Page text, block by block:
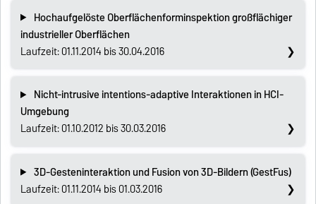
Hochaufgelöste Oberflächenforminspektion großflächiger
industrieller Oberflächen
Laufzeit: 01.11.2014 bis 30.04.2016
Nicht-intrusive intentions-adaptive Interaktionen in HCI-
Umgebung
Laufzeit: 01.10.2012 bis 30.03.2016
3D-Gesteninteraktion und Fusion von 3D-Bildern (GestFus)
Laufzeit: 01.11.2014 bis 01.03.2016